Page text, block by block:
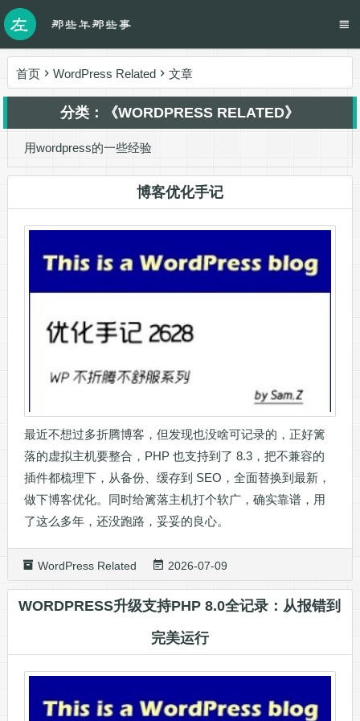
首页 WordPress Related 文章
分类：《WORDPRESS RELATED》
用wordpress的一些经验
博客优化手记
最近不想过多折腾博客，但发现也没啥可记录的，正好篱
落的虚拟主机要整合，PHP 也支持到了 8.3，把不兼容的
插件都梳理下，从备份、缓存到 SEO，全面替换到最新，
做下博客优化。同时给篱落主机打个软广，确实靠谱，用
了这么多年，还没跑路，妥妥的良心。
WordPress Related 2026-07-09
WORDPRESS升级支持PHP 8.0全记录：从报错到
完美运行